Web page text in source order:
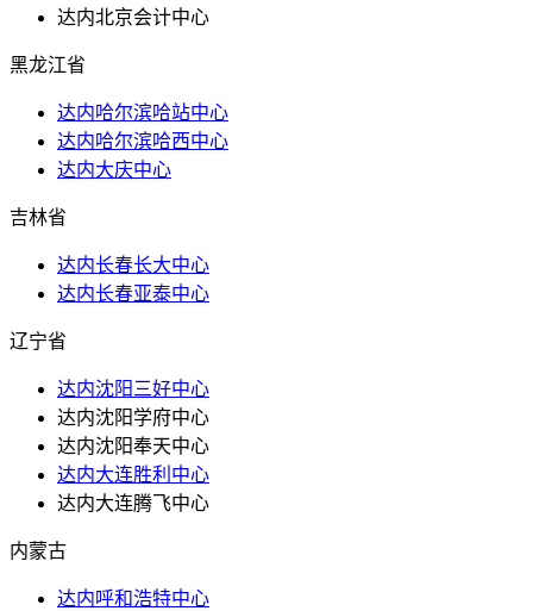
达内北京会计中心
黑龙江省
达内哈尔滨哈站中心
达内哈尔滨哈西中心
达内大庆中心
吉林省
达内长春长大中心
达内长春亚泰中心
辽宁省
达内沈阳三好中心
达内沈阳学府中心
达内沈阳奉天中心
达内大连胜利中心
达内大连腾飞中心
内蒙古
达内呼和浩特中心